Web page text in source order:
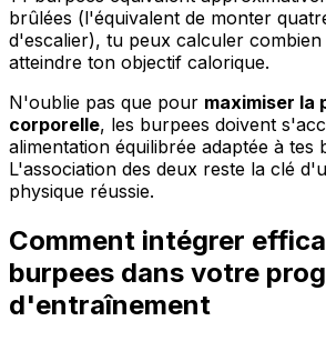
brûlées (l'équivalent de monter
d'escalier), tu peux calculer
atteindre ton objectif calorique.
N'oublie pas que pour maximiser la
corporelle, les burpees doivent
alimentation équilibrée adaptée à tes
L'association des deux reste la clé
physique réussie.
Comment intégrer
burpees dans votre
d'entraînement